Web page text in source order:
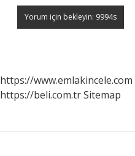
https://www.emlakincele.com
https://beli.com.trSitemap